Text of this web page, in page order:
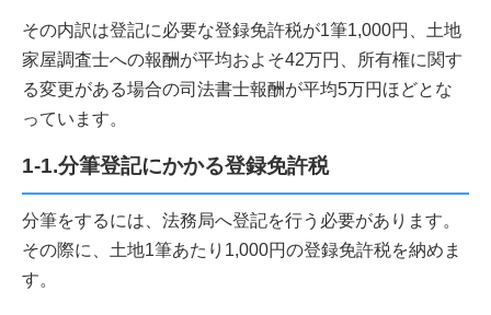
その内訳は登記に必要な登録免許税が1筆1,000円、土地
家屋調査士への報酬が平均およそ42万円、所有権に関す
る変更がある場合の司法書士報酬が平均5万円ほどとな
っています。
1-1.分筆登記にかかる登録免許税
分筆をするには、法務局へ登記を行う必要があります。
その際に、土地1筆あたり1,000円の登録免許税を納めま
す。